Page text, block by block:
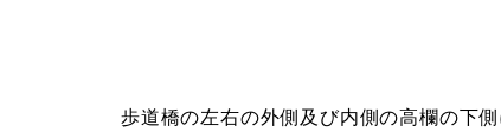
歩道橋の左右の外側及び内側の高欄の下